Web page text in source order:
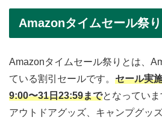
Amazonタイムセール祭り
Amazonタイムセール祭りとは、
ている割引セールです。 セール実
9:00〜31日23:59までとなってい
アウトドアグッズ、キャンプグッ